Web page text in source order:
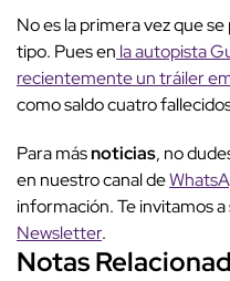
No es la primera vez que
tipo. Pues en la autopista
recientemente un tráiler
como saldo cuatro
Para másnoticias, no
en nuestro canal de
información. Te invitamos
Newsletter.
Notas